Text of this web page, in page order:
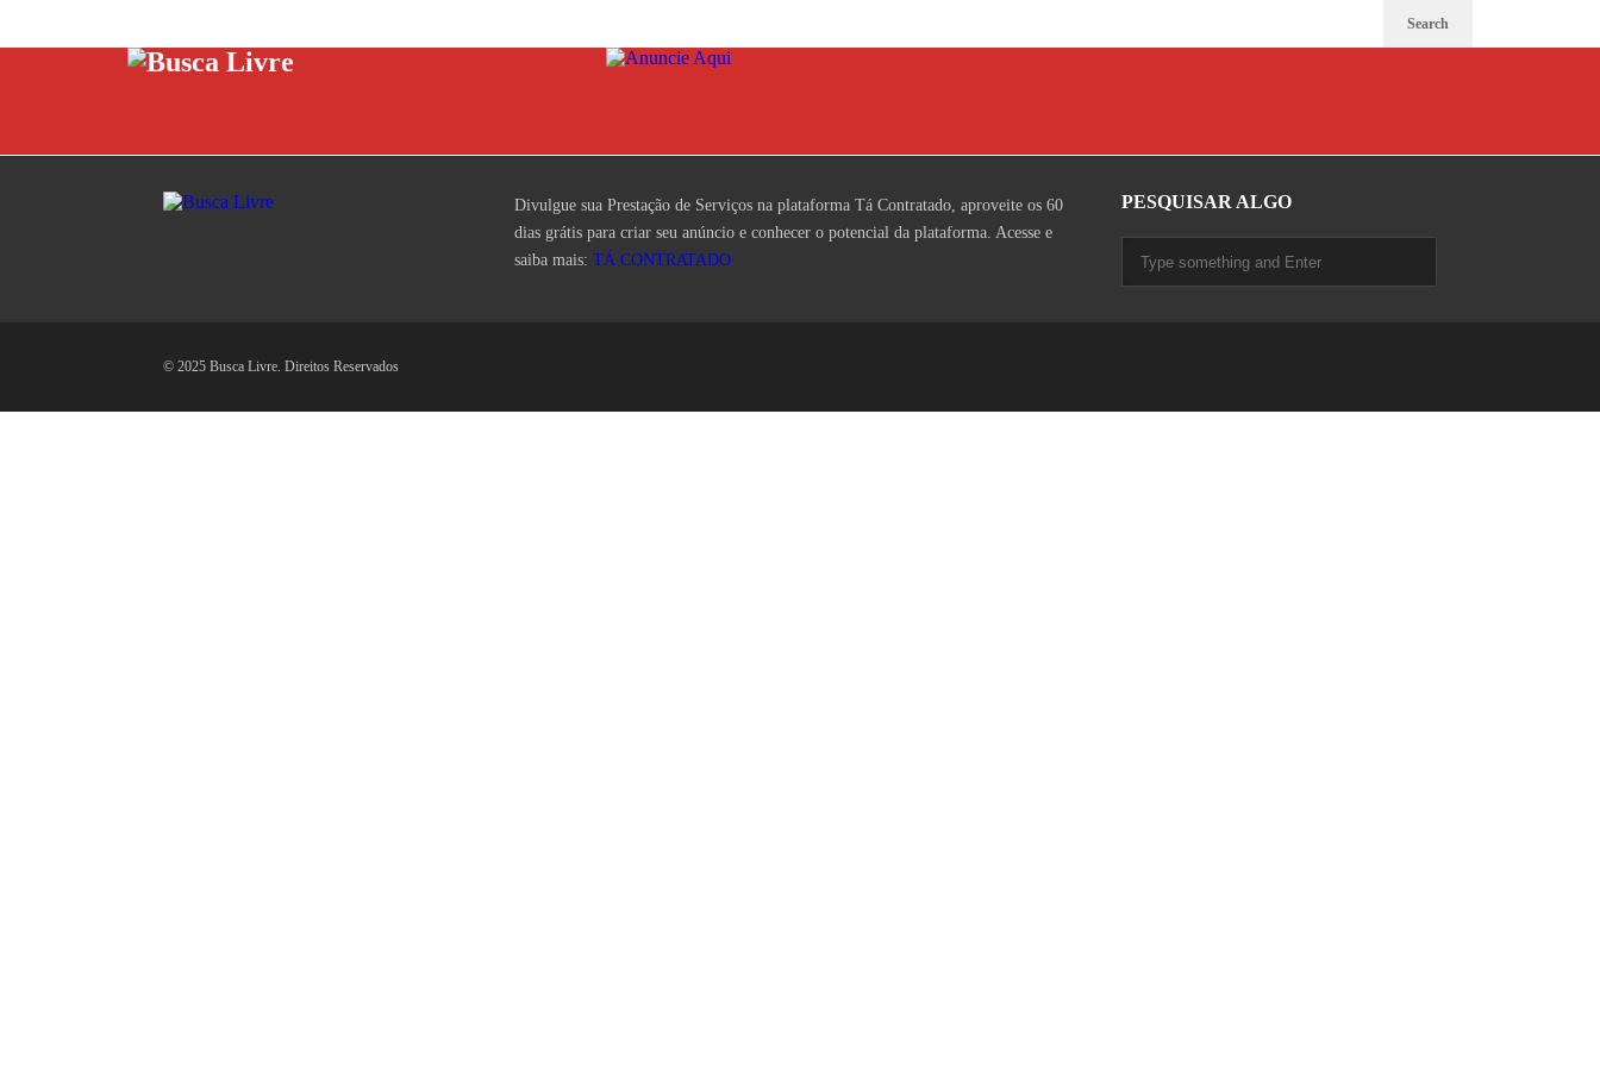
Search
Divulgue sua Prestação de Serviços na plataforma Tá Contratado, aproveite os 60
dias grátis para criar seu anúncio e conhecer o potencial da plataforma. Acesse e
saiba mais:TÁ CONTRATADO
PESQUISAR ALGO
© 2025 Busca Livre. Direitos Reservados